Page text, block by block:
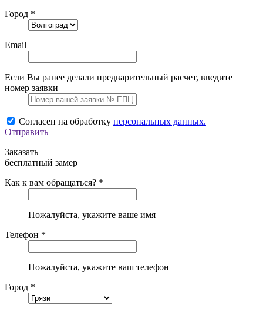
Город *
Email
Если Вы ранее делали предварительный расчет, введите
номер заявки
Согласен на обработку персональных данных.
Отправить
Заказать
бесплатный замер
Как к вам обращаться? *
Пожалуйста, укажите ваше имя
Телефон *
Пожалуйста, укажите ваш телефон
Город *